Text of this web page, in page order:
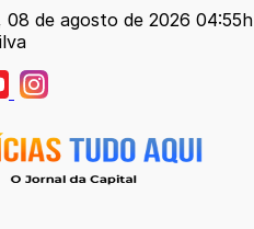
08 de agosto de 2026 04:55h